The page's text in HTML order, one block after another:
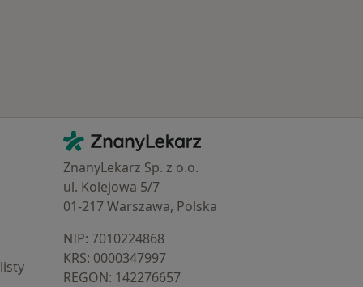
Kontakt
ZnanyLekarz - Strona główna
ZnanyLekarz Sp. z o.o.
ul. Kolejowa 5/7
01-217 Warszawa, Polska
NIP: ⁠7010224868
KRS: ⁠0000347997
REGON: ⁠142276657